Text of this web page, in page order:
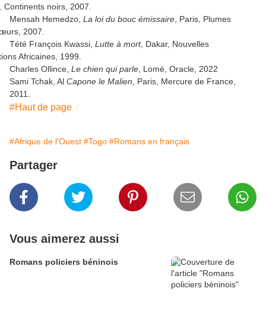
Continents noirs, 2007.
Mensah Hemedzo, La loi du bouc émissaire, Paris, Plumes
2007.
Tété François Kwassi, Lutte à mort, Dakar, Nouvelles
Africaines, 1999.
Charles Ollince, Le chien qui parle , Lomé, Oracle, 2022
Sami Tchak, Al Capone le Malien , Paris, Mercure de France,
2011.
#Haut de page
#Afrique de l'Ouest #Togo #Romans en français
Partager
Vous aimerez aussi
Romans policiers béninois